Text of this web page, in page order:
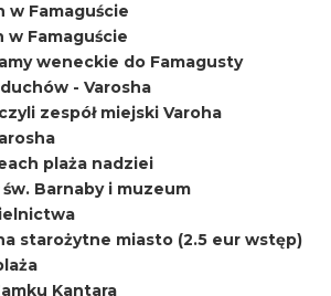
w Famaguście
w Famaguście
weneckie do Famagusty
- Varosha
zespół miejski Varoha
plaża nadziei
św. Barnaby i muzeum
starożytne miasto (2.5 eur wstęp)
Kantara